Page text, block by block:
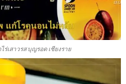
เสาวรส บุญรอด เชียงราย